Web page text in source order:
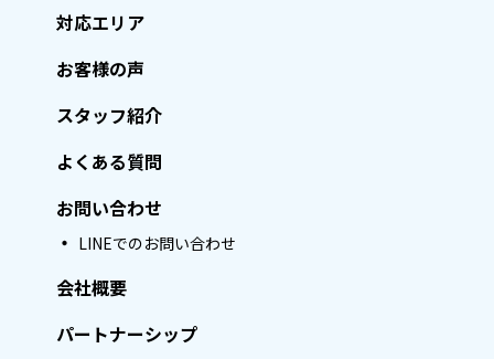
対応エリア
お客様の声
スタッフ紹介
よくある質問
お問い合わせ
LINEでのお問い合わせ
会社概要
パートナーシップ